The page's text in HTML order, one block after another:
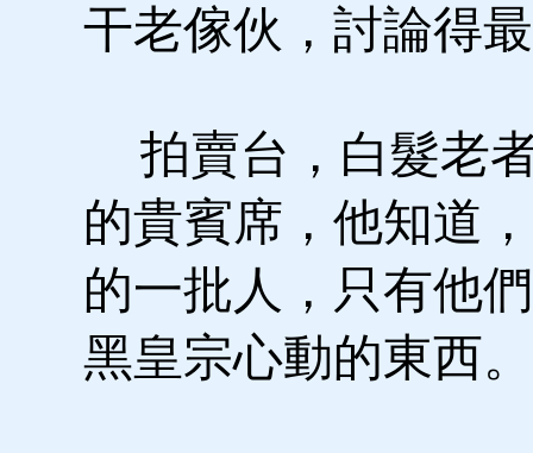
干老傢伙，討論得
拍賣台，白髮老
的貴賓席，他知道
的一批人，只有他
黑皇宗心動的東西。